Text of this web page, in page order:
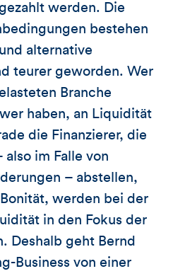
werden. Die
bestehen
alternative
teurer geworden. Wer
Branche
haben, an Liquidität
die Finanzierer, die
also im Falle von
– abstellen,
werden bei der
in den Fokus der
Deshalb geht Bernd
Business von einer